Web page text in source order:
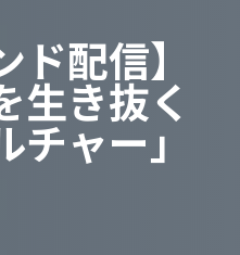
ド配信】
生き抜く
ャー」